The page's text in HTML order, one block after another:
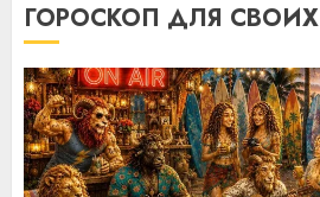
ГОРОСКОП ДЛЯ СВОИХ